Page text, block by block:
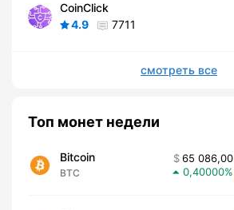
CoinClick
4.9
7711
смотреть все
Топ монет недели
Bitcoin
BTC
65 086,00
0,40000